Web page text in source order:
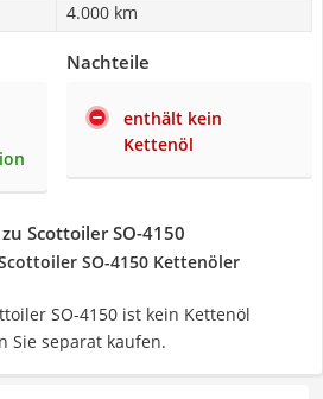
4.000 km
Nachteile
enthält kein
Kettenöl
Scottoiler SO-4150
SO-4150 Kettenöler
SO-4150 ist kein Kettenöl
Sie separat kaufen.